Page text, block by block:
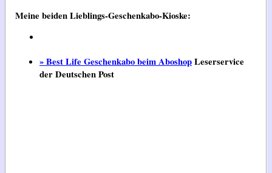
Meine beiden Lieblings-Geschenkabo-Kioske:
» Best Life Geschenkabo beim AboshopLeserservice
der Deutschen Post